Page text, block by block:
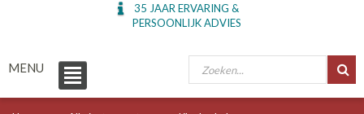
35 JAAR ERVARING &
PERSOONLIJK ADVIES
MENU